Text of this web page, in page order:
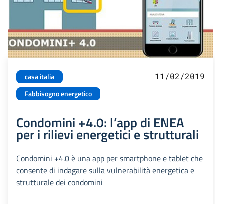
casa italia
Fabbisogno energetico
11/02/2019
Condomini +4.0: l’app di ENEA
per i rilievi energetici e strutturali
Condomini +4.0 è una app per smartphone e tablet che
consente di indagare sulla vulnerabilità energetica e
strutturale dei condomini